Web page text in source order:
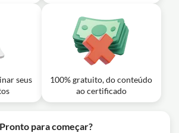
seus
100% gratuito, do conteúdo
ao certificado
Pronto para começar?